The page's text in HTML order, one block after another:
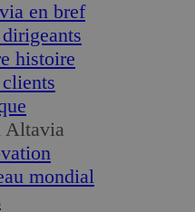
en bref
histoire
Altavia
mondial